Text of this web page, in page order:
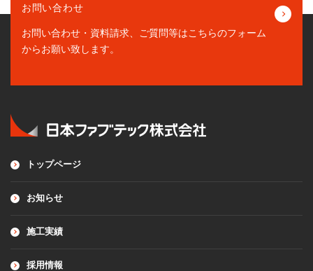
お問い合わせ
お問い合わせ・資料請求、ご質問等はこちらのフォーム
からお願い致します。
トップページ
お知らせ
施工実績
採用情報